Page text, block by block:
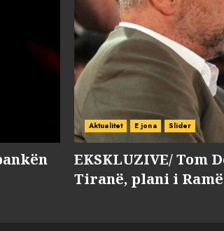
Aktualitet E jona Slider
EKSKLUZIVE/ Tom
Tiranë, plani i